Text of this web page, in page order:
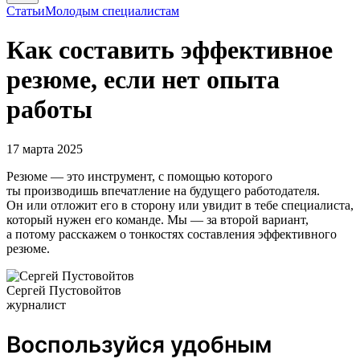
СтатьиМолодым специалистам
Как составить эффективное
резюме, если нет опыта
работы
17 марта 2025
Резюме — это инструмент, с помощью которого
ты производишь впечатление на будущего работодателя.
Он или отложит его в сторону или увидит в тебе специалиста,
который нужен его команде. Мы — за второй вариант,
а потому расскажем о тонкостях составления эффективного
резюме.
Сергей Пустовойтов
журналист
Воспользуйся удобным